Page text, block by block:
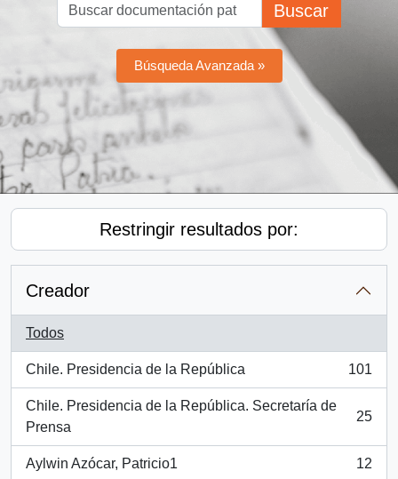
Buscar
Búsqueda Avanzada »
Restringir resultados por:
Creador
Todos
Chile. Presidencia de la República
, 101 resultados
101
Chile. Presidencia de la República. Secretaría de
Prensa
, 25 resultados
25
Aylwin Azócar, Patricio1
, 12 resultados
12